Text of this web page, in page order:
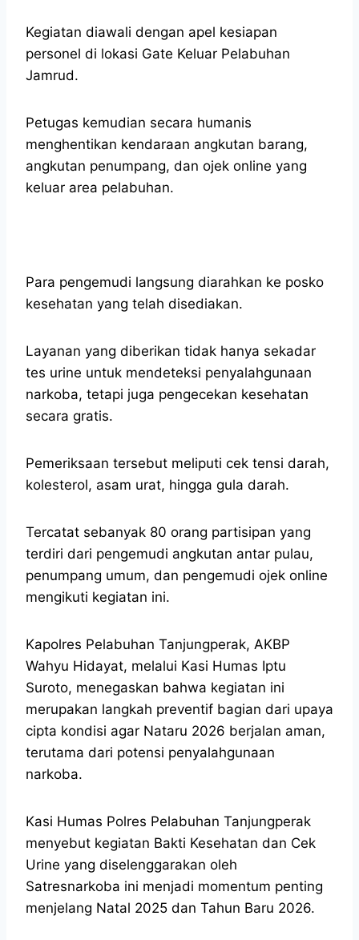
Kegiatan diawali dengan apel kesiapan
personel di lokasi Gate Keluar Pelabuhan
Jamrud.
Petugas kemudian secara humanis
menghentikan kendaraan angkutan barang,
angkutan penumpang, dan ojek online yang
keluar area pelabuhan.
Para pengemudi langsung diarahkan ke posko
kesehatan yang telah disediakan.
Layanan yang diberikan tidak hanya sekadar
tes urine untuk mendeteksi penyalahgunaan
narkoba, tetapi juga pengecekan kesehatan
secara gratis.
Pemeriksaan tersebut meliputi cek tensi darah,
kolesterol, asam urat, hingga gula darah.
Tercatat sebanyak 80 orang partisipan yang
terdiri dari pengemudi angkutan antar pulau,
penumpang umum, dan pengemudi ojek online
mengikuti kegiatan ini.
Kapolres Pelabuhan Tanjungperak, AKBP
Wahyu Hidayat, melalui Kasi Humas Iptu
Suroto, menegaskan bahwa kegiatan ini
merupakan langkah preventif bagian dari upaya
cipta kondisi agar Nataru 2026 berjalan aman,
terutama dari potensi penyalahgunaan
narkoba.
Kasi Humas Polres Pelabuhan Tanjungperak
menyebut kegiatan Bakti Kesehatan dan Cek
Urine yang diselenggarakan oleh
Satresnarkoba ini menjadi momentum penting
menjelang Natal 2025 dan Tahun Baru 2026.